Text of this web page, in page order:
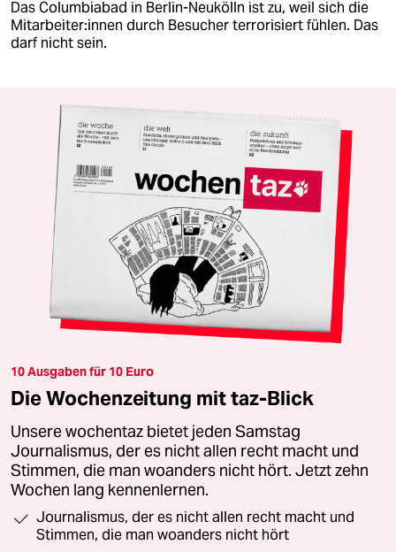
Das Columbiabad in Berlin-Neukölln ist zu, weil sich die
Mit­ar­bei­te­r:in­nen durch Besucher terrorisiert fühlen. Das
darf nicht sein.
10 Ausgaben für 10 Euro
Die Wochenzeitung mit taz-Blick
Unsere wochentaz bietet jeden Samstag
Journalismus, der es nicht allen recht macht und
Stimmen, die man woanders nicht hört. Jetzt zehn
Wochen lang kennenlernen.
Journalismus, der es nicht allen recht macht und
Stimmen, die man woanders nicht hört